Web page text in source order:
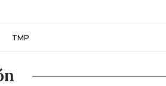
TMP